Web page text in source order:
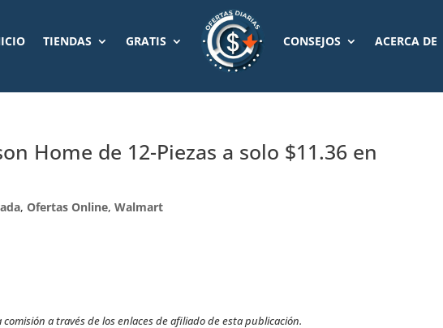
TIENDAS GRATIS CONSEJOS ACERCA DE
Home de 12-Piezas a solo $11.36 en
,Ofertas Online,Walmart
a través de los enlaces de afiliado de esta publicación.